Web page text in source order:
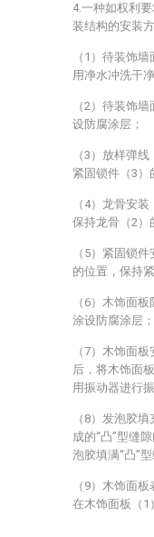
4.一种如权利
装结构的安装
（1）待装饰
用净水冲洗干净
（2）待装饰
设防腐涂层；
（3）放样弹
紧固锁件（3）
（4）龙骨安
保持龙骨（2）
（5）紧固锁
的位置，保持
（6）木饰面
涂设防腐涂层；
（7）木饰面
后，将木饰面
用振动器进行
（8）发泡胶
成的“凸”型缝
泡胶填满“凸”
（9）木饰面
在木饰面板（1